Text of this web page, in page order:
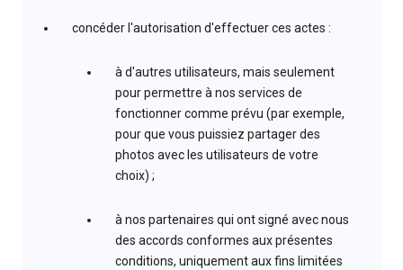
concéder l'autorisation d'effectuer ces actes :
à d'autres utilisateurs, mais seulement
pour permettre à nos services de
fonctionner comme prévu (par exemple,
pour que vous puissiez partager des
photos avec les utilisateurs de votre
choix) ;
à nos partenaires qui ont signé avec nous
des accords conformes aux présentes
conditions, uniquement aux fins limitées